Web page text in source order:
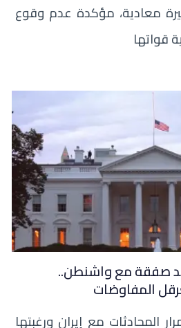
مسيرة معادية، مؤكدة عدم وقوع
قواتها
صفقة مع واشنطن..
المفاوضات
المحادثات مع إيران ورغبتها